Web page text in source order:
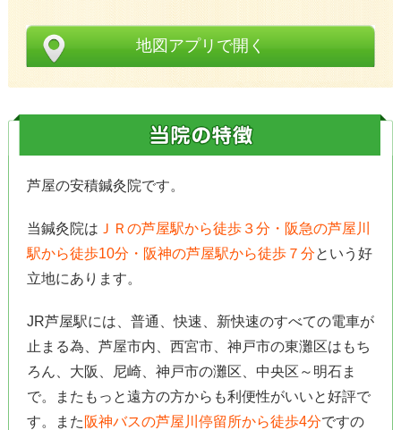
地図アプリで開く
芦屋の安積鍼灸院です。
当鍼灸院は ＪＲの芦屋駅から徒歩３分・阪急の芦屋川
駅から徒歩10分・阪神の芦屋駅から徒歩７分という好
立地にあります。
JR芦屋駅には、普通、快速、新快速のすべての電車が
止まる為、芦屋市内、西宮市、神戸市の東灘区はもち
ろん、大阪、尼崎、神戸市の灘区、中央区～明石ま
で。またもっと遠方の方からも利便性がいいと好評で
す。また 阪神バスの芦屋川停留所から徒歩4分ですの